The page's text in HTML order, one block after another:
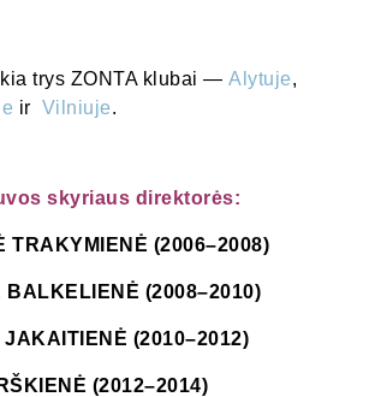
trys ZONTA klubai —Alytuje,
ir Vilniuje.
skyriaus direktorės:
(2006–2008)
(2008–2010)
(2010–2012)
(2012–2014)